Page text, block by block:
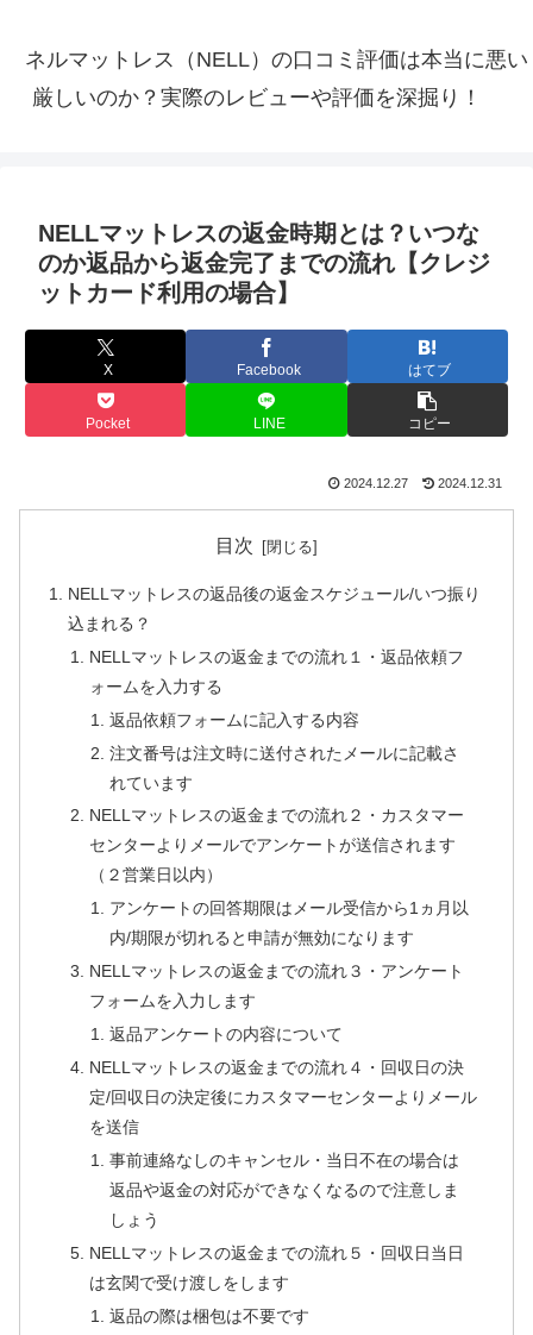
ネルマットレス（NELL）の口コミ評価は本当に悪い
厳しいのか？実際のレビューや評価を深掘り！
NELLマットレスの返金時期とは？いつな
のか返品から返金完了までの流れ【クレジ
ットカード利用の場合】
X Facebook はてブ
Pocket LINE コピー
2024.12.27 2024.12.31
目次
NELLマットレスの返品後の返金スケジュール/いつ振り
込まれる？
NELLマットレスの返金までの流れ１・返品依頼フ
ォームを入力する
返品依頼フォームに記入する内容
注文番号は注文時に送付されたメールに記載さ
れています
NELLマットレスの返金までの流れ２・カスタマー
センターよりメールでアンケートが送信されます
（２営業日以内）
アンケートの回答期限はメール受信から1ヵ月以
内/期限が切れると申請が無効になります
NELLマットレスの返金までの流れ３・アンケート
フォームを入力します
返品アンケートの内容について
NELLマットレスの返金までの流れ４・回収日の決
定/回収日の決定後にカスタマーセンターよりメール
を送信
事前連絡なしのキャンセル・当日不在の場合は
返品や返金の対応ができなくなるので注意しま
しょう
NELLマットレスの返金までの流れ５・回収日当日
は玄関で受け渡しをします
返品の際は梱包は不要です